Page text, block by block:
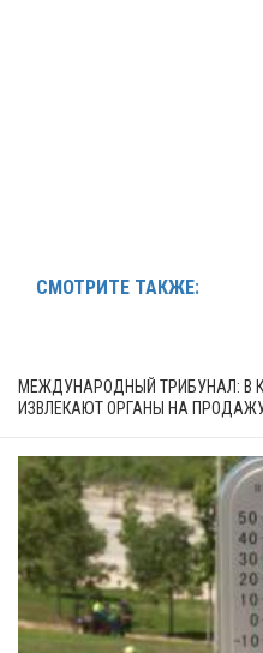
СМОТРИТЕ ТАКЖЕ:
МЕЖДУНАРОДНЫЙ ТРИБУНАЛ: В
ИЗВЛЕКАЮТ ОРГАНЫ НА